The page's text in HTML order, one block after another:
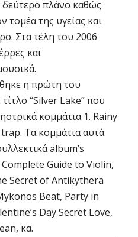
δεύτερο πλάνο καθώς
της υγείας και
Στα τέλη του 2006
και
η πρώτη του
“Silver Lake” που
κομμάτια 1. Rainy
Τα κομμάτια αυτά
album’s
Complete Guide to Violin,
Secret of Antikythera
Beat, Party in
Day Secret Love,
κα.